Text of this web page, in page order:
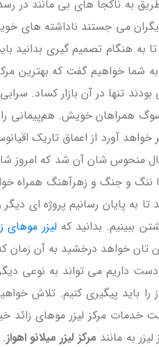
به ناکجا های بی مانند در
می جستند ناداشته های
به هنگام تصمیم گیری بدانید
شما خواهیم گفت که بهترین
بودند تنها در آن بازار
همراهان خویش. هم‌پیمانی
خواهد آورد از اعماق تاریک
منحوس شان آن شد که امروز
و جنگ و زهرآهنگ همراه
به پایان رسانیم پروژه ای
ببینیم. بدانید کهلیزر موهای
خواهد درخشید به آن زمان که
داریم می تواند به نوعی دیگر
را باید پیگیری کنیم. تلاش
خدمات مرکز لیزر موهای
به مانند مرکز لیزر میلانو اهواز